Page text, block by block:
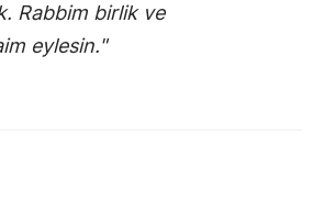
Rabbim birlik ve
eylesin."